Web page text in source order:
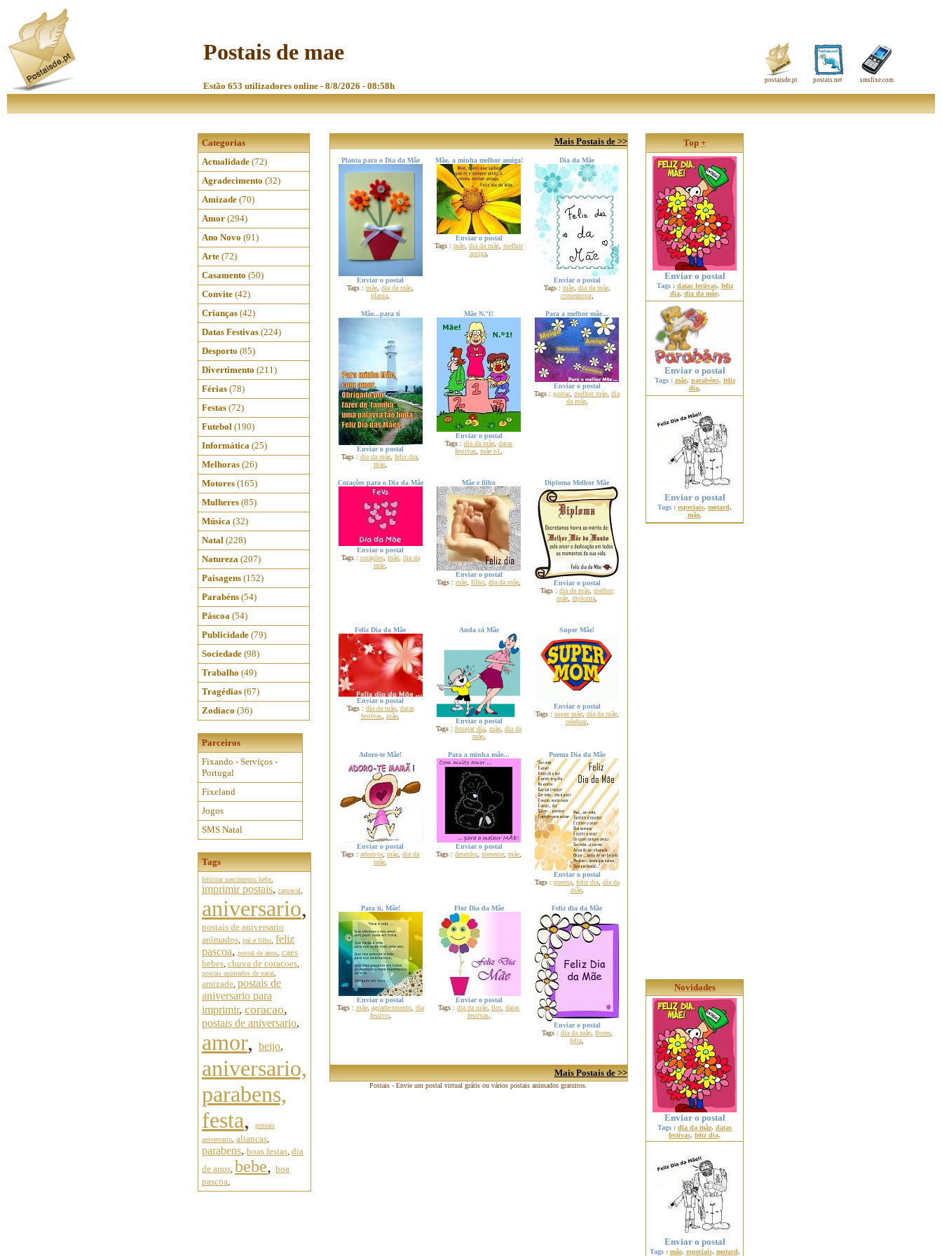
Postais de mae
Estão 653 utilizadores online - 8/8/2026 - 08:58h
postaisde.pt postais.net smsfixe.com
Categorias
Actualidade (72)
Agradecimento (32)
Amizade (70)
Amor (294)
Ano Novo (91)
Arte (72)
Casamento (50)
Convite (42)
Crianças (42)
Datas Festivas (224)
Desporto (85)
Divertimento (211)
Férias (78)
Festas (72)
Futebol (190)
Informática (25)
Melhoras (26)
Motores (165)
Mulheres (85)
Música (32)
Natal (228)
Natureza (207)
Paisagens (152)
Parabéns (54)
Páscoa (54)
Publicidade (79)
Sociedade (98)
Trabalho (49)
Tragédias (67)
Zodíaco (36)
Parceiros
Fixando - Serviços -
Portugal
Fixeland
Jogos
SMS Natal
Tags
felicitar nascimento bebe
imprimir postais, carnaval
aniversario,
postais de aniversario
animados, pai e filho feliz
pascoa, postal de anos caes
bebes, chuva de coracoes,
postais animados de natal
amizade, postais de
aniversario para
imprimir, coracao,
postais de aniversario,
amor, beijo,
aniversario,
parabens,
festa,
postais
aniversario aliancas,
parabens, boas festas, dia
de anos, bebe, boa
pascoa,
Mais Postais de >>
Planta para o Dia da Mãe
Enviar o postal
Tags : mãe dia da mãe
planta
Mãe, a minha melhor amiga!
Enviar o postal
Tags : mãe dia da mãe melhor
amiga,
Dia da Mãe
Enviar o postal
Tags : mãe, dia da mãe,
comemorar,
Mãe...para ti
Enviar o postal
Tags : dia da mãe feliz dia
mãe
Mãe N.º1!
Enviar o postal
Tags : dia da mãe datas
festivas mãe n1
Para a melhor mãe...
Enviar o postal
Tags : gostar, melhor mãe dia
da mãe,
Corações para o Dia da Mãe
Enviar o postal
Tags : corações, mãe, dia da
mãe
Mãe e filho
Enviar o postal
Tags : mãe filho dia da mãe
Diploma Melhor Mãe
Enviar o postal
Tags : dia da mãe melhor
mãe diploma
Feliz Dia da Mãe
Enviar o postal
Tags : dia da mãe, datas
festivas mãe
Anda cá Mãe
Enviar o postal
Tags : festejar dia mãe dia da
mãe,
Super Mãe!
Enviar o postal
Tags : super mãe, dia da mãe,
celebrar,
Adoro-te Mãe!
Enviar o postal
Tags : adoro-te mãe dia da
mãe
Para a minha mãe...
Enviar o postal
Tags : desenho presente mãe
Poema Dia da Mãe
Enviar o postal
Tags : poema, feliz dia, dia da
mãe,
Para ti, Mãe!
Enviar o postal
Tags : mãe, agradecimento, dia
festivo,
Flor Dia da Mãe
Enviar o postal
Tags : dia da mãe flor, datas
festivas,
Feliz dia da Mãe
Enviar o postal
Tags : dia da mãe, flores,
feliz
Mais Postais de >>
Postais - Envie um postal virtual grátis ou vários postais animados gratuitos.
Top +
Enviar o postal
Tags : datas festivas, feliz
dia, dia da mãe,
Enviar o postal
Tags : mãe, parabéns, feliz
dia,
Enviar o postal
Tags : especiais, motard,
mãe,
Novidades
Enviar o postal
Tags : dia da mãe, datas
festivas, feliz dia,
Enviar o postal
Tags : mãe, especiais, motard,